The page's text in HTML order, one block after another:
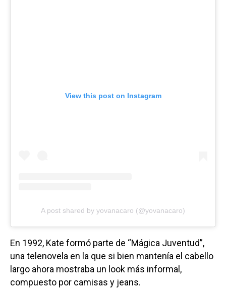
View this post on Instagram
A post shared by yovanacaro (@yovanacaro)
En 1992, Kate formó parte de “Mágica Juventud”,
una telenovela en la que si bien mantenía el cabello
largo ahora mostraba un look más informal,
compuesto por camisas y jeans.